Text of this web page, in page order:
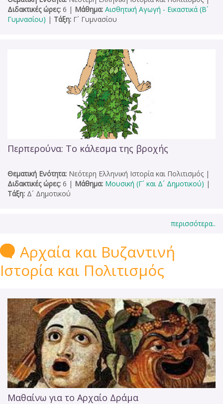
Διδακτικές ώρες: 6 | Μάθημα: Αισθητική Αγωγή - Εικαστικά (Β´
Γυμνασίου) | Τάξη: Γ´ Γυμνασίου
Περπερούνα: Το κάλεσμα της βροχής
Θεματική Ενότητα: Νεότερη Ελληνική Ιστορία και Πολιτισμός |
Διδακτικές ώρες: 6 | Μάθημα: Μουσική (Γ´ και Δ´ Δημοτικού) |
Τάξη: Δ´ Δημοτικού
περισσότερα..
Αρχαία και Βυζαντινή
Ιστορία και Πολιτισμός
Μαθαίνω για το Αρχαίο Δράμα